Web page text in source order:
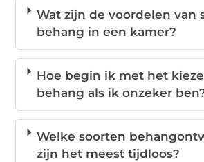
Wat zijn de voordelen van
behang in een kamer?
Hoe begin ik met het
behang als ik onzeker
Welke soorten
zijn het meest tijdloos?